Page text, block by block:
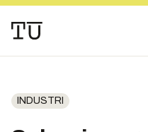
INDUSTRI